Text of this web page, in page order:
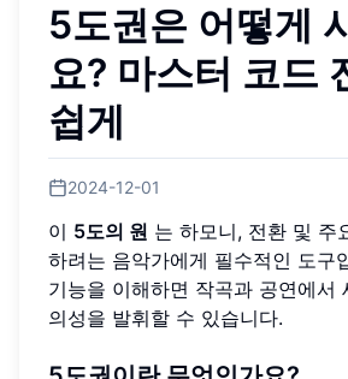
5도권은 어떻게
요? 마스터 코드
쉽게
2024-12-01
이 5도의 원 는 하모니, 전환 및 주
하려는 음악가에게 필수적인 도구
기능을 이해하면 작곡과 공연에서
의성을 발휘할 수 있습니다.